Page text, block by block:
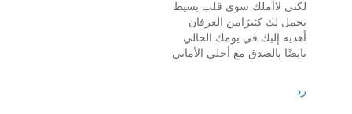
لكني لاأملك سوى قلب بسيط
يحمل لك كثيرًامن العرفان
أهديه إليك في يومك الحالي
نابضًا بالصدق مع أحلى الأماني
رد